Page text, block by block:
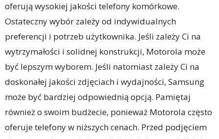
oferują wysokiej jakości telefony komórkowe.
Ostateczny wybór zależy od indywidualnych
preferencji i potrzeb użytkownika. Jeśli zależy Ci na
wytrzymałości i solidnej konstrukcji, Motorola może
być lepszym wyborem. Jeśli natomiast zależy Ci na
doskonałej jakości zdjęciach i wydajności, Samsung
może być bardziej odpowiednią opcją. Pamiętaj
również o swoim budżecie, ponieważ Motorola często
oferuje telefony w niższych cenach. Przed podjęciem